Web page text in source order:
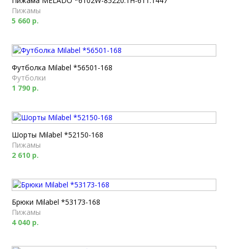
Пижамы
5 660 р.
Футболка Milabel *56501-168
Футболки
1 790 р.
Шорты Milabel *52150-168
Пижамы
2 610 р.
Брюки Milabel *53173-168
Пижамы
4 040 р.